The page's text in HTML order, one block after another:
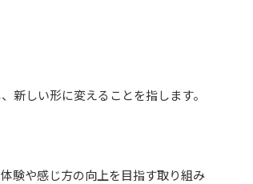
新しい形に変えることを指します。
験や感じ方の向上を目指す取り組み